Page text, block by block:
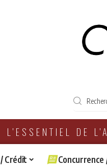
L'ESSENTIEL DE
Crédit